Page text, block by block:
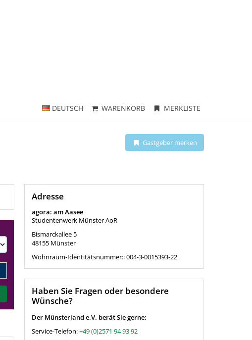
DEUTSCH WARENKORB MERKLISTE
Gastgeber merken
Adresse
agora: am Aasee
Studentenwerk Münster AoR
Bismarckallee 5
48155 Münster
Wohnraum-Identitätsnummer:: 004-3-0015393-22
Haben Sie Fragen oder besondere
Wünsche?
Der Münsterland e.V. berät Sie gerne:
Service-Telefon:+49 (0)2571 94 93 92